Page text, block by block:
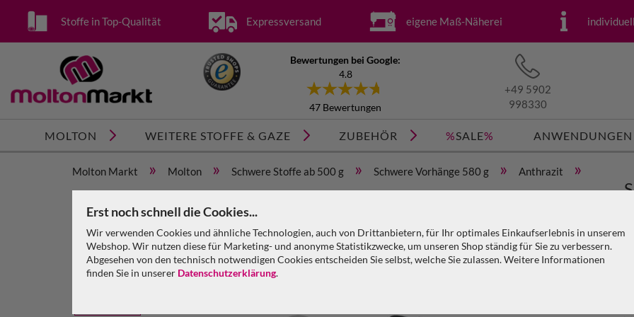
Erst noch schnell die Cookies...
Wir verwenden Cookies und ähnliche Technologien, auch von Drittanbietern, für Ihr optimales Einkaufserlebnis in unserem
Webshop. Wir nutzen diese für Marketing- und anonyme Statistikzwecke, um unseren Shop ständig für Sie zu verbessern.
Abgesehen von den technisch notwendigen Cookies entscheiden Sie selbst, welche Sie zulassen. Weitere Informationen
finden Sie in unserer Datenschutzerklärung.
Stoffe in Top-Qualität Expressversand eigene Maß-Näherei
Bewertungen bei Google:
4.8
47 Bewertungen
+49 5902
998330
MOLTON WEITERE STOFFE & GAZE ZUBEHÖR %SALE% ANWENDUNGEN
Molton Markt » Molton » Schwere Stoffe ab 500 g » Schwere Vorhänge 580 g » Anthrazit »